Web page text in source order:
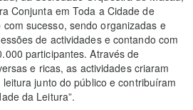
Conjunta em Toda a Cidade de
sucesso, sendo organizadas e
de actividades e contando com
participantes. Através de
e ricas, as actividades criaram
junto do público e contribuíram
da Leitura”.